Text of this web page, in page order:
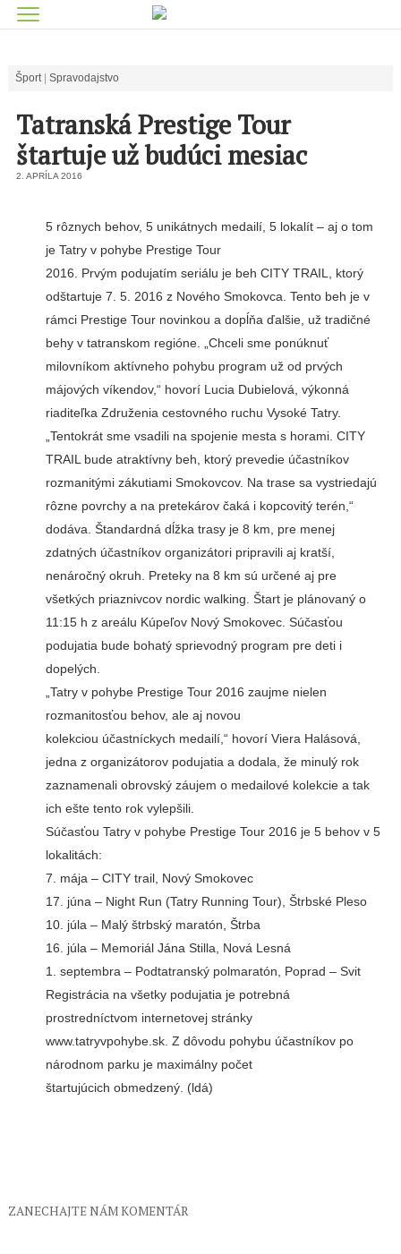
Šport Spravodajstvo
Tatranská Prestige Tour
štartuje už budúci mesiac
2. APRÍLA 2016
5 rôznych behov, 5 unikátnych medailí, 5 lokalít – aj o tom
je Tatry v pohybe Prestige Tour
2016. Prvým podujatím seriálu je beh CITY TRAIL, ktorý
odštartuje 7. 5. 2016 z Nového Smokovca. Tento beh je v
rámci Prestige Tour novinkou a dopĺňa ďalšie, už tradičné
behy v tatranskom regióne. „Chceli sme ponúknuť
milovníkom aktívneho pohybu program už od prvých
májových víkendov,“ hovorí Lucia Dubielová, výkonná
riaditeľka Združenia cestovného ruchu Vysoké Tatry.
„Tentokrát sme vsadili na spojenie mesta s horami. CITY
TRAIL bude atraktívny beh, ktorý prevedie účastníkov
rozmanitými zákutiami Smokovcov. Na trase sa vystriedajú
rôzne povrchy a na pretekárov čaká i kopcovitý terén,“
dodáva. Štandardná dĺžka trasy je 8 km, pre menej
zdatných účastníkov organizátori pripravili aj kratší,
nenáročný okruh. Preteky na 8 km sú určené aj pre
všetkých priaznivcov nordic walking. Štart je plánovaný o
11:15 h z areálu Kúpeľov Nový Smokovec. Súčasťou
podujatia bude bohatý sprievodný program pre deti i
dopelých.
„Tatry v pohybe Prestige Tour 2016 zaujme nielen
rozmanitosťou behov, ale aj novou
kolekciou účastníckych medailí,“ hovorí Viera Halásová,
jedna z organizátorov podujatia a dodala, že minulý rok
zaznamenali obrovský záujem o medailové kolekcie a tak
ich ešte tento rok vylepšili.
Súčasťou Tatry v pohybe Prestige Tour 2016 je 5 behov v 5
lokalitách:
7. mája – CITY trail, Nový Smokovec
17. júna – Night Run (Tatry Running Tour), Štrbské Pleso
10. júla – Malý štrbský maratón, Štrba
16. júla – Memoriál Jána Stilla, Nová Lesná
1. septembra – Podtatranský polmaratón, Poprad – Svit
Registrácia na všetky podujatia je potrebná
prostredníctvom internetovej stránky
www.tatryvpohybe.sk. Z dôvodu pohybu účastníkov po
národnom parku je maximálny počet
štartujúcich obmedzený. (ldá)
ZANECHAJTE NÁM KOMENTÁR